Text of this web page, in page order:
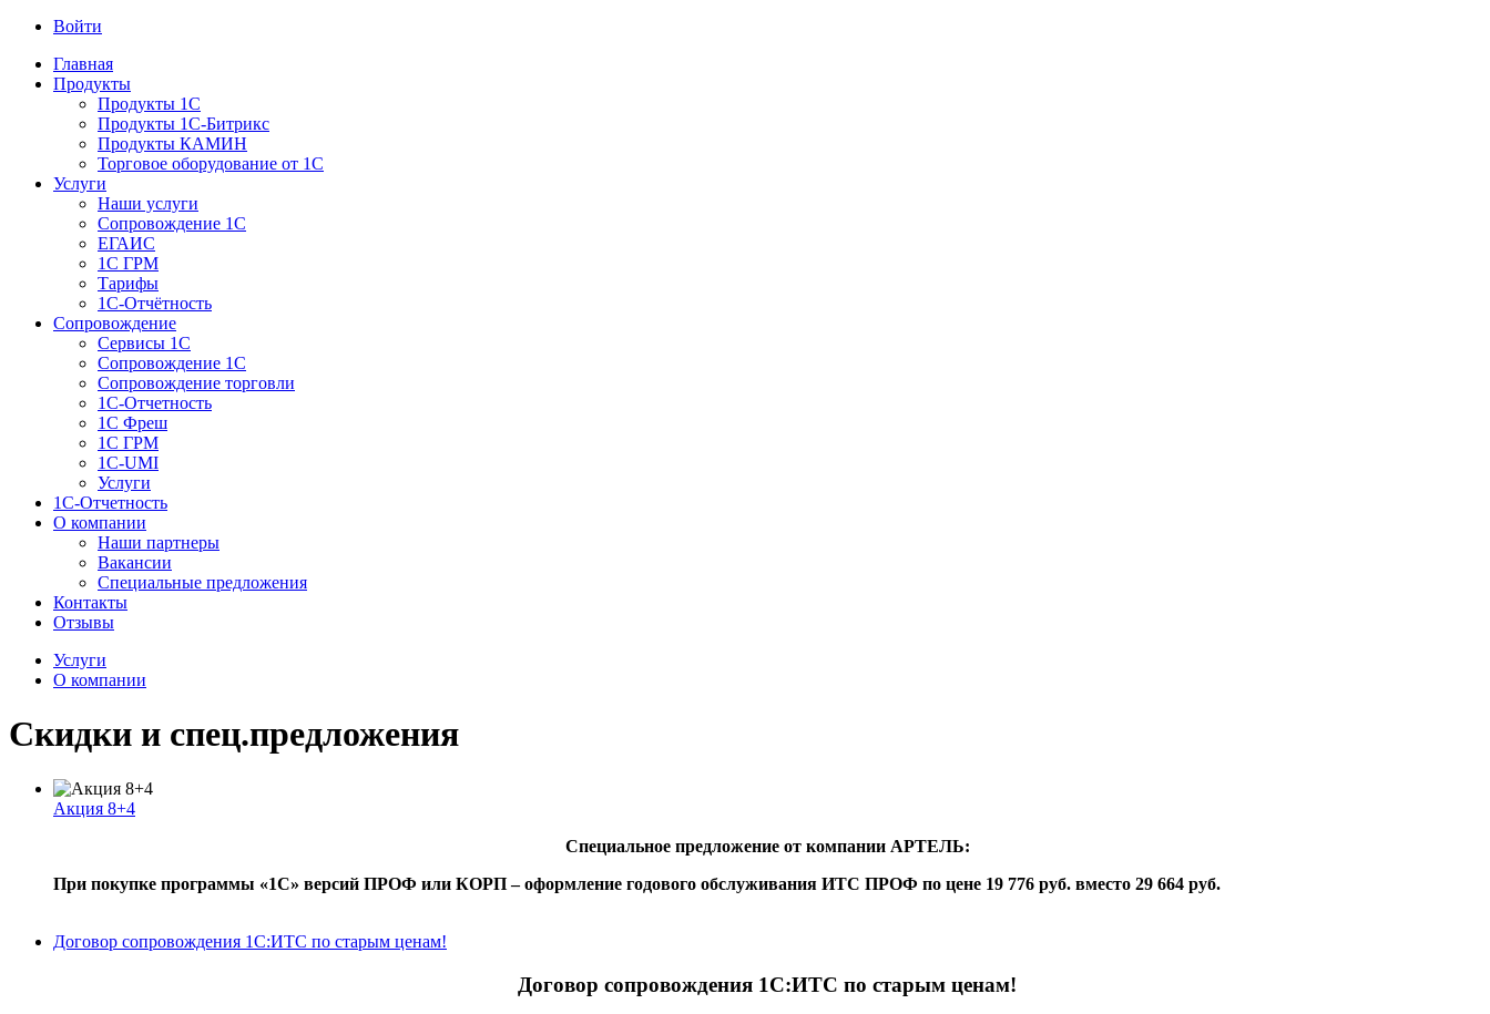
Войти
Главная
Продукты
Продукты 1С
Продукты 1С-Битрикс
Продукты КАМИН
Торговое оборудование от 1С
Услуги
Наши услуги
Сопровождение 1С
ЕГАИС
1С ГРМ
Тарифы
1С-Отчётность
Сопровождение
Сервисы 1С
Сопровождение 1С
Сопровождение торговли
1С-Отчетность
1С Фреш
1С ГРМ
1C-UMI
Услуги
1С-Отчетность
О компании
Наши партнеры
Вакансии
Специальные предложения
Контакты
Отзывы
Услуги
О компании
Скидки и спец.предложения
Акция 8+4
Специальное предложение от компании АРТЕЛЬ:
При покупке программы «1С» версий ПРОФ или КОРП – оформление годового обслуживания ИТС ПРОФ по цене 19 776 руб. вместо 29 664 руб.
Договор сопровождения 1С:ИТС по старым ценам!
Договор сопровождения 1С:ИТС по старым ценам!